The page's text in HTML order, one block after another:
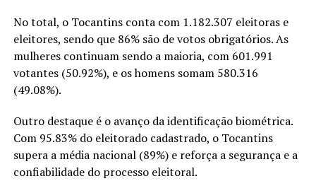
No total, o Tocantins conta com 1.182.307 eleitoras e
eleitores, sendo que 86% são de votos obrigatórios. As
mulheres continuam sendo a maioria, com 601.991
votantes (50.92%), e os homens somam 580.316
(49.08%).
Outro destaque é o avanço da identificação biométrica.
Com 95.83% do eleitorado cadastrado, o Tocantins
supera a média nacional (89%) e reforça a segurança e a
confiabilidade do processo eleitoral.